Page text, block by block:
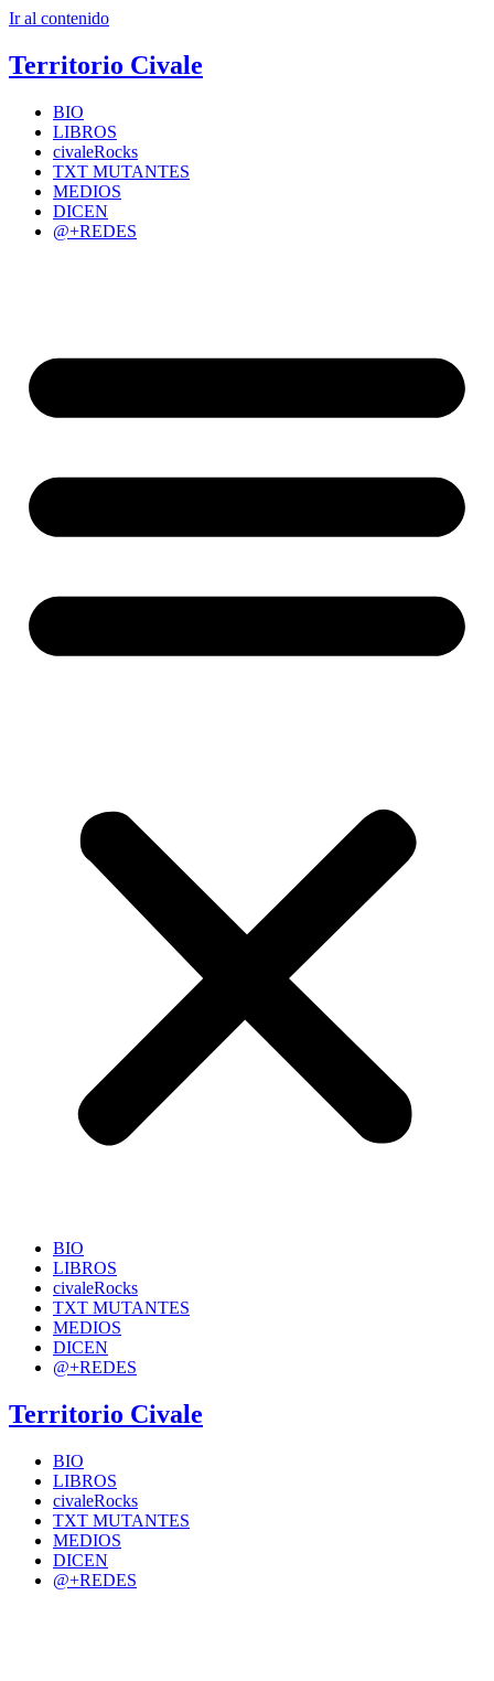
Ir al contenido
Territorio Civale
BIO
LIBROS
civaleRocks
TXT MUTANTES
MEDIOS
DICEN
@+REDES
BIO
LIBROS
civaleRocks
TXT MUTANTES
MEDIOS
DICEN
@+REDES
Territorio Civale
BIO
LIBROS
civaleRocks
TXT MUTANTES
MEDIOS
DICEN
@+REDES